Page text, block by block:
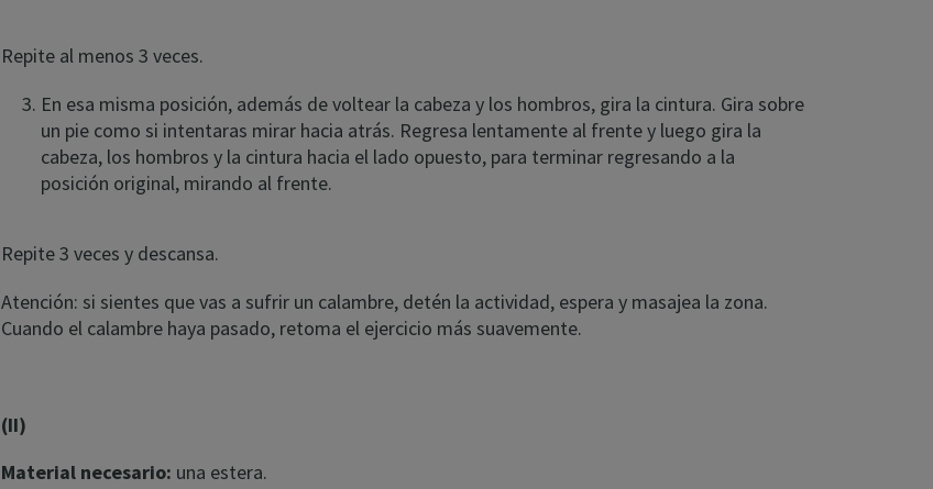
Repite al menos 3 veces.
En esa misma posición, además de voltear la cabeza y los hombros, gira la cintura. Gira sobre
un pie como si intentaras mirar hacia atrás. Regresa lentamente al frente y luego gira la
cabeza, los hombros y la cintura hacia el lado opuesto, para terminar regresando a la
posición original, mirando al frente.
Repite 3 veces y descansa.
Atención: si sientes que vas a sufrir un calambre, detén la actividad, espera y masajea la zona.
Cuando el calambre haya pasado, retoma el ejercicio más suavemente.
(II)
Material necesario: una estera.